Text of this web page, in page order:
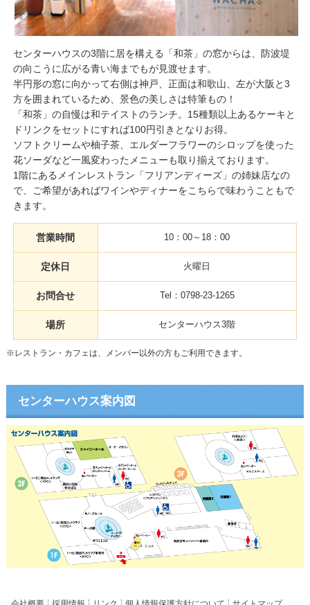
センターハウスの3階に居を構える「和茶」の窓からは、防波堤
の向こうに広がる青い海までもが見渡せます。
半円形の窓に向かって右側は神戸、正面は和歌山、左が大阪と3
方を囲まれているため、景色の美しさは特筆もの！
「和茶」の自慢は和テイストのランチ。15種類以上あるケーキと
ドリンクをセットにすれば100円引きとなりお得。
ソフトクリームや柚子茶、エルダーフラワーのシロップを使った
花ソーダなど一風変わったメニューも取り揃えております。
1階にあるメインレストラン「フリアンディーズ」の姉妹店なの
で、ご希望があればワインやディナーをこちらで味わうこともで
きます。
営業時間 10：00～18：00
定休日 火曜日
お問合せ Tel：0798-23-1265
場所 センターハウス3階
※レストラン・カフェは、メンバー以外の方もご利用できます。
センターハウス案内図